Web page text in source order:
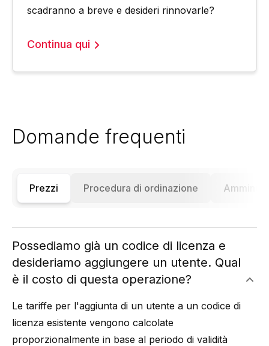
scadranno a breve e desideri rinnovarle?
Continua qui
Domande frequenti
Prezzi Procedura di ordinazione
Possediamo già un codice di licenza e
desideriamo aggiungere un utente. Qual
è il costo di questa operazione?
Le tariffe per l'aggiunta di un utente a un codice di
licenza esistente vengono calcolate
proporzionalmente in base al periodo di validità